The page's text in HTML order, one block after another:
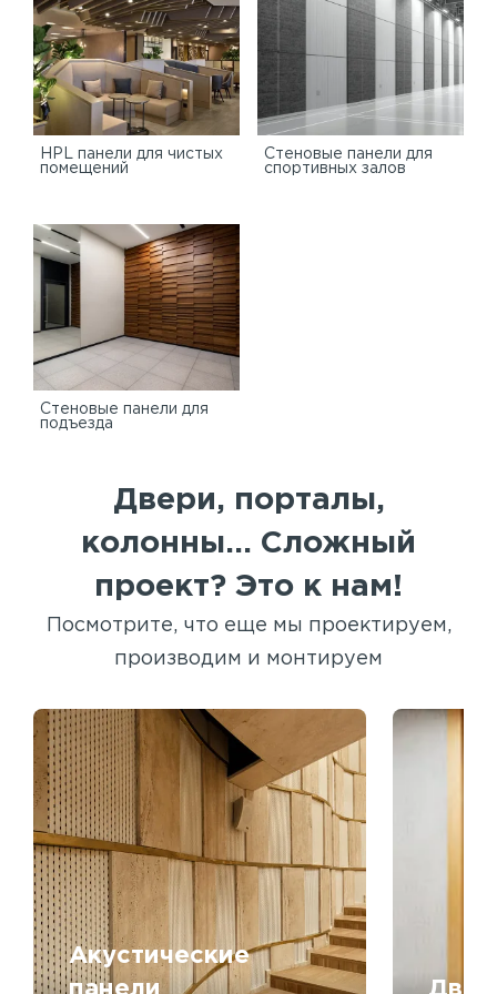
HPL панели для чистых
помещений
Стеновые панели для
спортивных залов
Стеновые панели для
подъезда
Двери, порталы,
колонны... Сложный
проект? Это к нам!
Посмотрите, что еще мы проектируем,
производим и монтируем
Акустические